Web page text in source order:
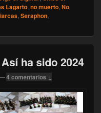
Lagarto, no muerto, No
, Seraphon,
ha sido 2024
4 comentarios ↓